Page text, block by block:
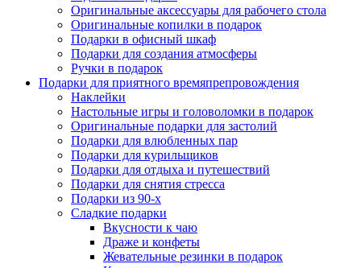
Оригинальные аксессуары для рабочего стола
Оригинальные копилки в подарок
Подарки в офисный шкаф
Подарки для создания атмосферы
Ручки в подарок
Подарки для приятного времяпрепровождения
Наклейки
Настольные игры и головоломки в подарок
Оригинальные подарки для застолий
Подарки для влюбленных пар
Подарки для курильщиков
Подарки для отдыха и путешествий
Подарки для снятия стресса
Подарки из 90-х
Сладкие подарки
Вкусности к чаю
Драже и конфеты
Жевательные резинки в подарок